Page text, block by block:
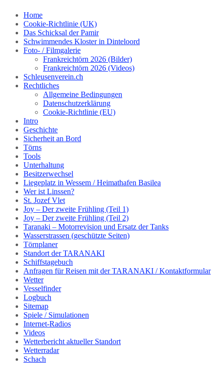
Skip
content
Home
Cookie-Richtlinie (UK)
Das Schicksal der Pamir
Schwimmendes Kloster in Dinteloord
Foto- / Filmgalerie
Frankreichtörn 2026 (Bilder)
Frankreichtörn 2026 (Videos)
Schleusenverein.ch
Rechtliches
Allgemeine Bedingungen
Datenschutzerklärung
Cookie-Richtlinie (EU)
Intro
Geschichte
Sicherheit an Bord
Törns
Tools
Unterhaltung
Besitzerwechsel
Liegeplatz in Wessem / Heimathafen Basilea
Wer ist Linssen?
St. Jozef Vlet
Joy – Der zweite Frühling (Teil 1)
Joy – Der zweite Frühling (Teil 2)
Taranaki – Motorrevision und Ersatz der Tanks
Wasserstrassen (geschützte Seiten)
Törnplaner
Standort der TARANAKI
Schiffstagebuch
Anfragen für Reisen mit der TARANAKI / Kontaktformular
Wetter
Vesselfinder
Logbuch
Sitemap
Spiele / Simulationen
Internet-Radios
Videos
Wetterbericht aktueller Standort
Wetterradar
Schach